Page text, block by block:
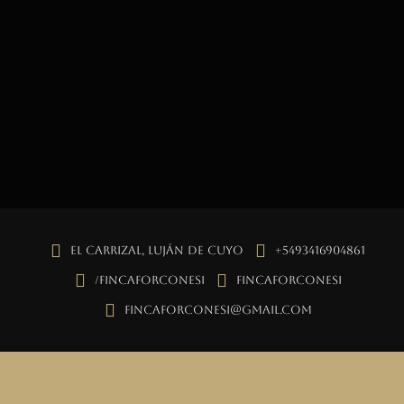
El Carrizal, Luján de Cuyo +5493416904861
/fincaforconesi fincaforconesi
fincaforconesi@gmail.com